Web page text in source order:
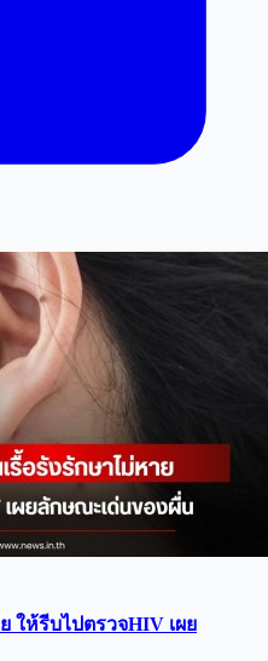
ให้รีบไปตรวจHIV เผย